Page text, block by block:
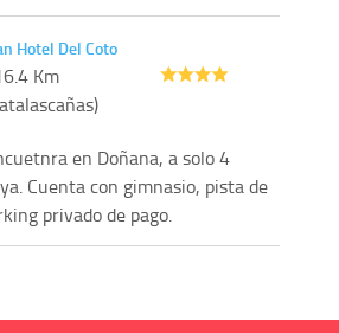
Hotel Del Coto
Km
en Doñana, a solo 4
Cuenta con gimnasio, pista de
privado de pago.